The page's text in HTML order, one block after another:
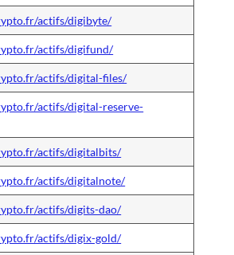
actifs/digibyte/
actifs/digifund/
actifs/digital-files/
actifs/digital-reserve-
actifs/digitalbits/
actifs/digitalnote/
actifs/digits-dao/
actifs/digix-gold/